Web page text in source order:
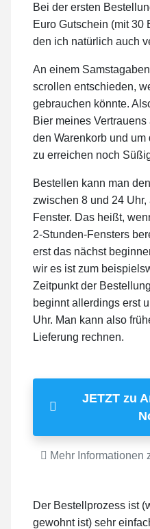
Bei der ersten
Euro Gutschein (mit 30
den ich natürlich auch
An einem
scrollen entschieden,
gebrauchen könnte.
Bier meines
den Warenkorb und
zu erreichen noch
Bestellen kann man
zwischen 8 und 24
Fenster. Das heißt,
2-Stunden-Fensters
erst das nächst
wir es ist zum
Zeitpunkt der
beginnt allerdings erst
Uhr. Man kann also
Lieferung rechnen.
JETZT zu
Mehr Informationen
Der Bestellprozess ist
gewohnt ist) sehr